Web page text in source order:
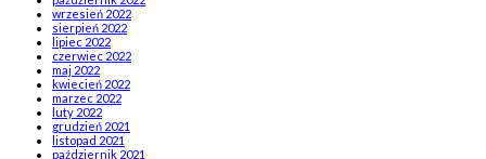
wrzesień 2022
sierpień 2022
lipiec 2022
czerwiec 2022
maj 2022
kwiecień 2022
marzec 2022
luty 2022
grudzień 2021
listopad 2021
październik 2021